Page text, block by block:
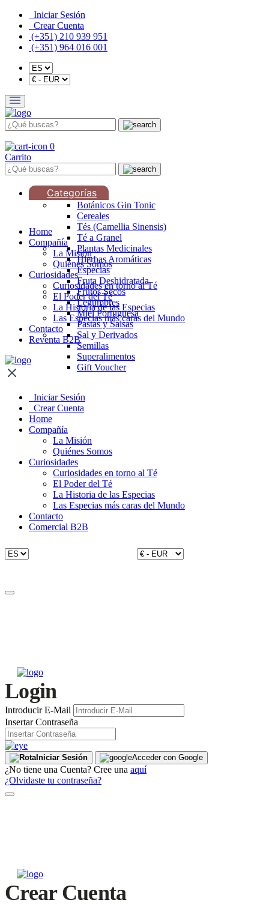
Iniciar Sesión
Crear Cuenta
(+351) 210 939 951
(+351) 964 016 001
0
Carrito
Categorías
Botánicos Gin Tonic
Cereales
Tés (Camellia Sinensis)
Té a Granel
Plantas Medicinales
Hierbas Aromáticas
Especias
Fruta Deshidratada
Frutos Secos
Legumbres
Miel Portuguesa
Pastas y Salsas
Sal y Derivados
Semillas
Superalimentos
Gift Voucher
Home
Compañía
La Misión
Quiénes Somos
Curiosidades
Curiosidades en torno al Té
El Poder del Té
La Historia de las Especias
Las Especias más caras del Mundo
Contacto
Reventa B2B
Iniciar Sesión
Crear Cuenta
Home
Compañía
La Misión
Quiénes Somos
Curiosidades
Curiosidades en torno al Té
El Poder del Té
La Historia de las Especias
Las Especias más caras del Mundo
Contacto
Comercial B2B
Login
Introducir E-Mail
Insertar Contraseña
Iniciar Sesión Acceder con Google
¿No tiene una Cuenta? Cree una aquí
¿Olvidaste tu contraseña?
Crear Cuenta